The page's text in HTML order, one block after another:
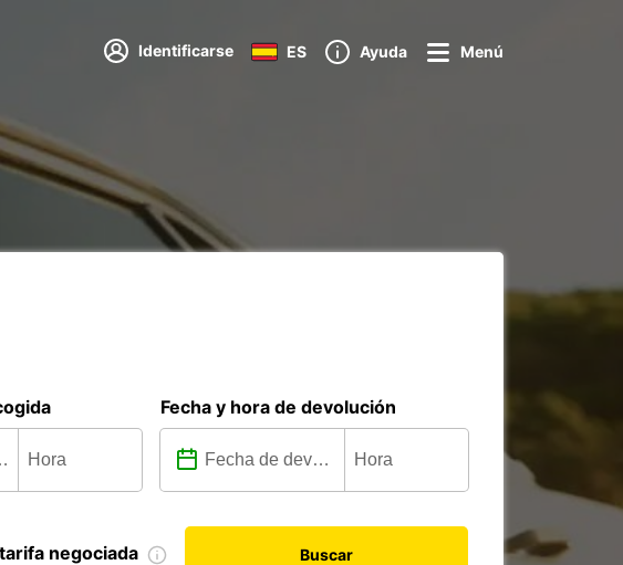
Identificarse ES Ayuda Menú
Fecha y hora de devolución
tarifa negociada Buscar